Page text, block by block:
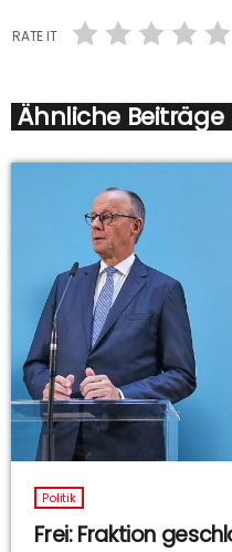
RATE IT
Ähnliche Beiträge
Politik
Frei: Fraktion